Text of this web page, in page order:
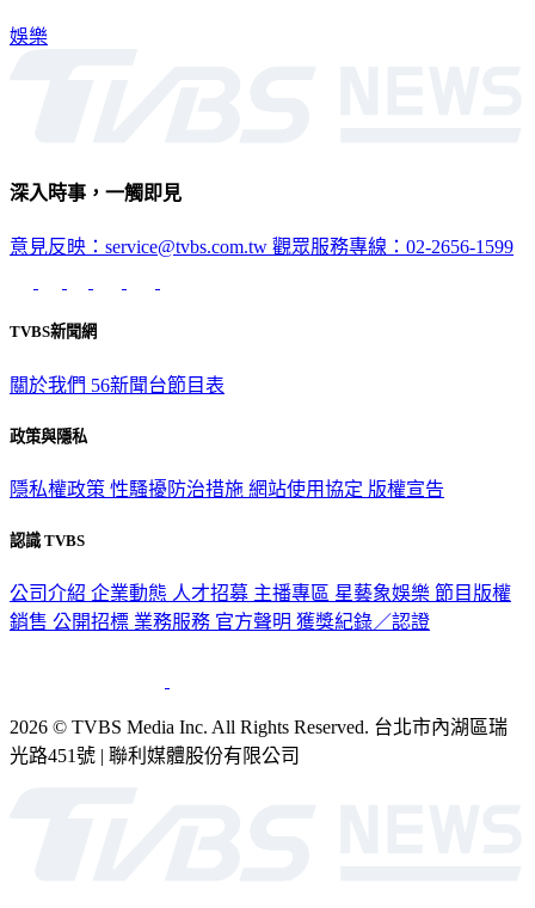
娛樂
深入時事，一觸即見
意見反映：service@tvbs.com.tw 觀眾服務專線：02-2656-1599
TVBS新聞網
關於我們 56新聞台節目表
政策與隱私
隱私權政策 性騷擾防治措施 網站使用協定 版權宣告
認識 TVBS
公司介紹 企業動態 人才招募 主播專區 星藝象娛樂 節目版權
銷售 公開招標 業務服務 官方聲明 獲獎紀錄／認證
2026 © TVBS Media Inc. All Rights Reserved. 台北市內湖區瑞
光路451號 | 聯利媒體股份有限公司